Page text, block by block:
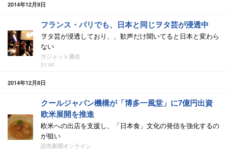
2014年12月9日
フランス・パリでも、日本と同じヲタ芸が浸透中
ヲタ芸が浸透しており、、歓声だけ聞いてると日本と変わら
ない
ガジェット通信
21:00
2014年12月8日
クールジャパン機構が「博多一風堂」に7億円出資
欧米展開を推進
欧米への出店を支援し、「日本食」文化の発信を強化するの
が狙い
読売新聞オンライン